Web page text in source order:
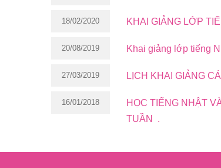
18/02/2020 KHAI GIẢNG LỚP
20/08/2019 Khai giảng lớp tiếng
27/03/2019 LỊCH KHAI GIẢNG
16/01/2018
HỌC TIẾNG NHẬT
TUẦN .